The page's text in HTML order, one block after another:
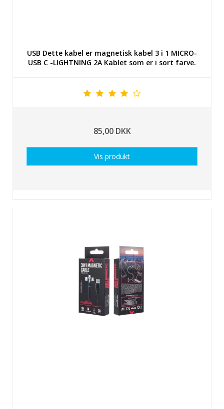
USB Dette kabel er magnetisk kabel 3 i 1 MICRO-
USB C -LIGHTNING 2A Kablet som er i sort farve.
85,00 DKK
Vis produkt